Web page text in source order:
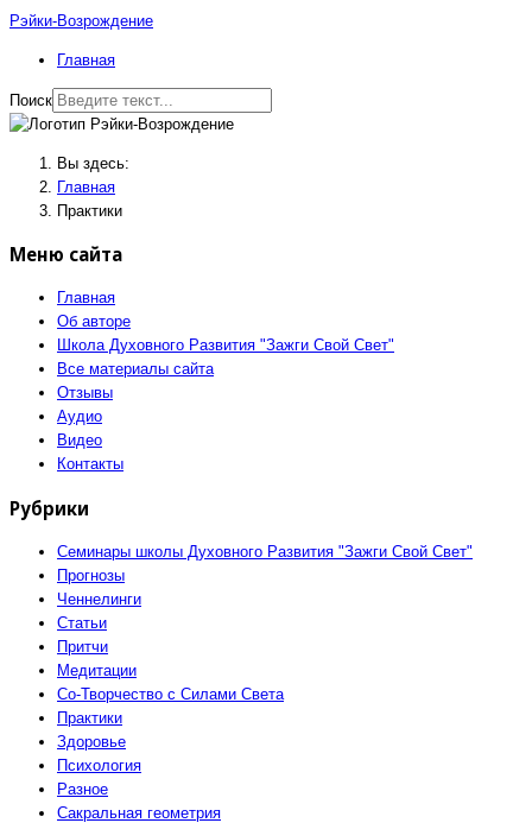
Рэйки-Возрождение
Главная
Поиск
Вы здесь:
Главная
Практики
Меню сайта
Главная
Об авторе
Школа Духовного Развития "Зажги Свой Свет"
Все материалы сайта
Отзывы
Аудио
Видео
Контакты
Рубрики
Семинары школы Духовного Развития "Зажги Свой Свет"
Прогнозы
Ченнелинги
Статьи
Притчи
Медитации
Со-Творчество с Силами Света
Практики
Здоровье
Психология
Разное
Сакральная геометрия